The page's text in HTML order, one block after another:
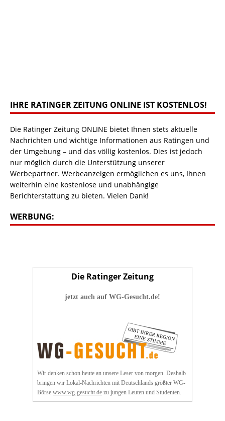
IHRE RATINGER ZEITUNG ONLINE IST KOSTENLOS!
Die Ratinger Zeitung ONLINE bietet Ihnen stets aktuelle
Nachrichten und wichtige Informationen aus Ratingen und
der Umgebung – und das völlig kostenlos. Dies ist jedoch
nur möglich durch die Unterstützung unserer
Werbepartner. Werbeanzeigen ermöglichen es uns, Ihnen
weiterhin eine kostenlose und unabhängige
Berichterstattung zu bieten. Vielen Dank!
WERBUNG:
Die Ratinger Zeitung
jetzt auch auf WG-Gesucht.de!
Wir denken schon heute an unsere Leser von morgen. Deshalb
bringen wir Lokal-Nachrichten mit Deutschlands größter WG-
Börse www.wg-gesucht.de zu jungen Leuten und Studenten.